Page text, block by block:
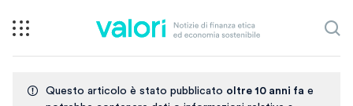
Questo articolo è stato pubblicato oltre 10 anni fa e